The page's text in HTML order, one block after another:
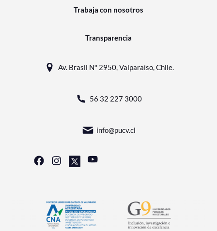
Trabaja con nosotros
Transparencia
Av. Brasil N° 2950, Valparaíso, Chile.
56 32 227 3000
info@pucv.cl